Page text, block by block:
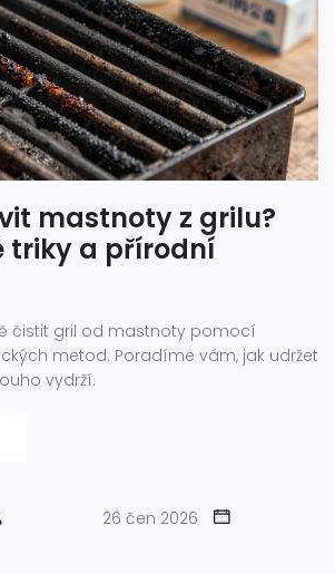
mastnoty z grilu?
triky a přírodní
čistit gril od mastnoty pomocí
metod. Poradíme vám, jak udržet
vydrží.
26 čen 2026